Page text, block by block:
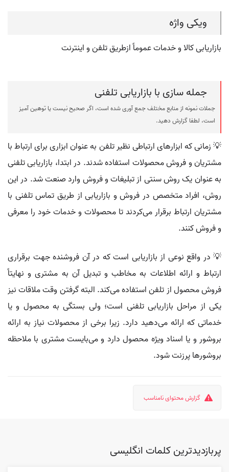
ویکی واژه
بازاریابی کالا و خدمات عموماً ازطریق تلفن و اینترنت
جمله سازی با بازاریابی تلفنی
جملات نمونه از منابع مختلف جمع آوری شده است، اگر صحیح نیست یا توهین آمیز
است، لطفا گزارش دهید.
💡 زمانی که ابزارهای ارتباطی نظیر تلفن به عنوان ابزاری برای ارتباط با
مشتریان و فروش محصولات استفاده شدند. در ابتدا، بازاریابی تلفنی
به عنوان یک روش سنتی از تبلیغات و فروش وارد صنعت شد. در این
روش، افراد متخصص در فروش و بازاریابی از طریق تماس تلفنی با
مشتریان ارتباط برقرار می‌کردند تا محصولات و خدمات خود را معرفی
و فروش کنند.
💡 در واقع نوعی از بازاریابی است که در آن فروشنده جهت برقراری
ارتباط و ارائه اطلاعات به مخاطب و تبدیل آن به مشتری و نهایتاً
فروش محصول از تلفن استفاده می‌کند. البته گرفتن وقت ملاقات نیز
یکی از مراحل بازاریابی تلفنی است؛ ولی بستگی به محصول و یا
خدماتی که ارائه می‌دهید دارد. زیرا برخی از محصولات نیاز به ارائه
بروشور و یا اسناد ویژه محصول دارد و می‌بایست مشتری با ملاحظه
بروشورها پرزنت شود.
گزارش محتوای نامناسب
پربازدیدترین کلمات انگلیسی